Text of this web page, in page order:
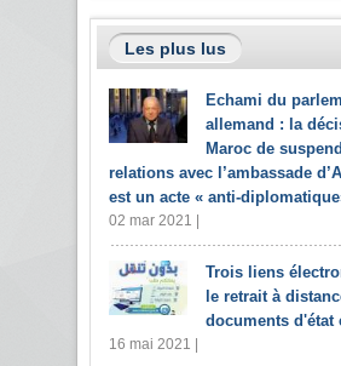
Les plus lus
Echami du
allemand : la
Maroc de
relations avec l’ambassade
est un acte « anti-
02 mar 2021 |
Trois liens
le retrait à
documents d'état
16 mai 2021 |